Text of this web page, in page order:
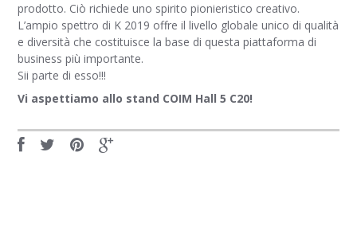
prodotto. Ciò richiede uno spirito pionieristico creativo.
L’ampio spettro di K 2019 offre il livello globale unico di qualità
e diversità che costituisce la base di questa piattaforma di
business più importante.
Sii parte di esso!!!
Vi aspettiamo allo stand COIM Hall 5 C20!